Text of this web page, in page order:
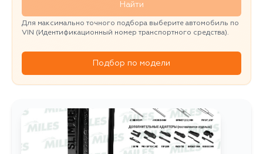
Найти
Для максимально точного подбора выберите автомобиль по
VIN (Идентификационный номер транспортного средства).
Подбор по модели